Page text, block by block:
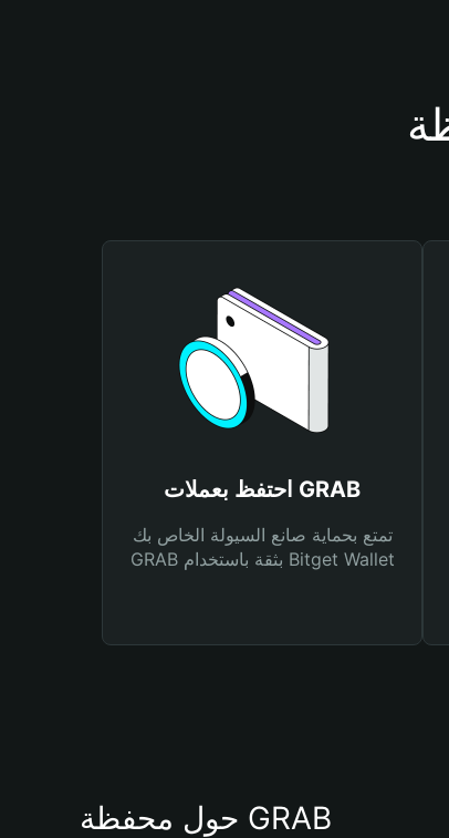
احتفظ بعملات GRAB
تمتع بحماية صانع السيولة الخاص بك
GRAB بثقة باستخدام Bitget Wallet
حول محفظة GRAB